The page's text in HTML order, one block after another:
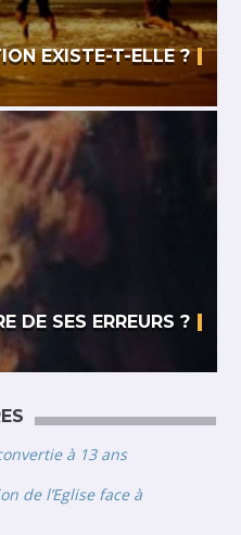
EXISTE-T-ELLE ?
DE SES ERREURS ?
à 13 ans
de l’Eglise face à